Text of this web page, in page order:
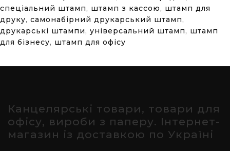
спеціальний штамп, штамп з кассою, штамп для
друку, самонабірний друкарський штамп,
друкарські штампи, універсальний штамп, штамп
для бізнесу, штамп для офісу
Канцелярські товари, товари для
офісу, вироби з паперу. Інтернет-
магазин із доставкою по Україні